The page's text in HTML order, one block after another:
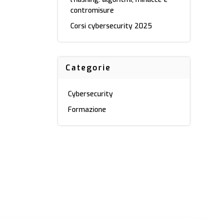
contromisure
Corsi cybersecurity 2025
Categorie
Cybersecurity
Formazione